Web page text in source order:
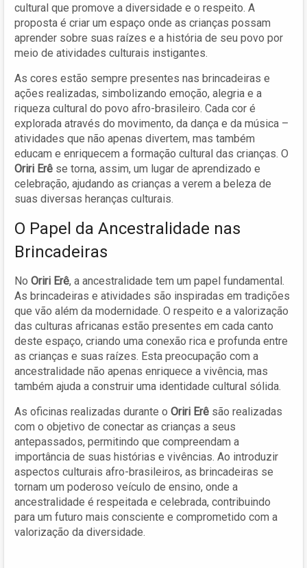
cultural que promove a diversidade e o respeito. A
proposta é criar um espaço onde as crianças possam
aprender sobre suas raízes e a história de seu povo por
meio de atividades culturais instigantes.
As cores estão sempre presentes nas brincadeiras e
ações realizadas, simbolizando emoção, alegria e a
riqueza cultural do povo afro-brasileiro. Cada cor é
explorada através do movimento, da dança e da música –
atividades que não apenas divertem, mas também
educam e enriquecem a formação cultural das crianças. O
Oriri Erê se torna, assim, um lugar de aprendizado e
celebração, ajudando as crianças a verem a beleza de
suas diversas heranças culturais.
O Papel da Ancestralidade nas
Brincadeiras
No Oriri Erê, a ancestralidade tem um papel fundamental.
As brincadeiras e atividades são inspiradas em tradições
que vão além da modernidade. O respeito e a valorização
das culturas africanas estão presentes em cada canto
deste espaço, criando uma conexão rica e profunda entre
as crianças e suas raízes. Esta preocupação com a
ancestralidade não apenas enriquece a vivência, mas
também ajuda a construir uma identidade cultural sólida.
As oficinas realizadas durante o Oriri Erê são realizadas
com o objetivo de conectar as crianças a seus
antepassados, permitindo que compreendam a
importância de suas histórias e vivências. Ao introduzir
aspectos culturais afro-brasileiros, as brincadeiras se
tornam um poderoso veículo de ensino, onde a
ancestralidade é respeitada e celebrada, contribuindo
para um futuro mais consciente e comprometido com a
valorização da diversidade.